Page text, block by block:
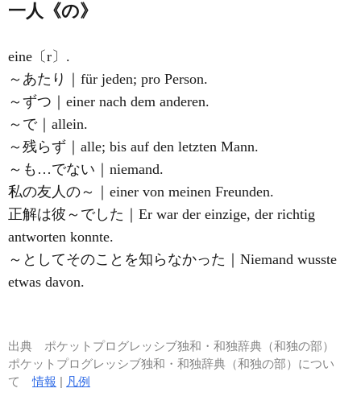
一人《の》
eine〔r〕.
～あたり｜für jeden; pro Person.
～ずつ｜einer nach dem anderen.
～で｜allein.
～残らず｜alle; bis auf den letzten Mann.
～も…でない｜niemand.
私の友人の～｜einer von meinen Freunden.
正解は彼～でした｜Er war der einzige, der richtig
antworten konnte.
～としてそのことを知らなかった｜Niemand wusste
etwas davon.
出典 ポケットプログレッシブ独和・和独辞典（和独の部）
ポケットプログレッシブ独和・和独辞典（和独の部）につい
て情報 | 凡例